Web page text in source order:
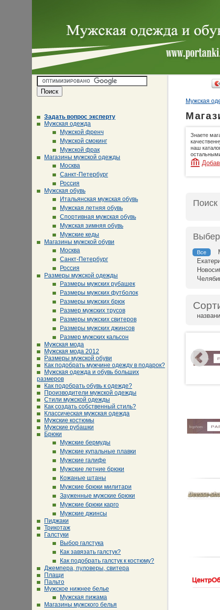
Задать вопрос эксперту
Мужская одежда
Мужской френч
Мужской смокинг
Мужской фрак
Магазины мужской одежды
Москва
Санкт-Петербург
Россия
Мужская обувь
Итальянская мужская обувь
Мужская летняя обувь
Спортивная мужская обувь
Мужская зимняя обувь
Мужские кеды
Магазины мужской обуви
Москва
Санкт-Петербург
Россия
Размеры мужской одежды
Размеры мужских рубашек
Размеры мужских футболок
Размеры мужских брюк
Размер мужских трусов
Размеры мужских свитеров
Размеры мужских джинсов
Размер мужских кальсон
Мужская мода
Мужская мода 2012
Размеры мужской обуви
Как подобрать мужчине одежду в подарок?
Мужская одежда и обувь больших
размеров
Как подобрать обувь к одежде?
Производители мужской одежды
Стили мужской одежды
Как создать собственный стиль?
Классическая мужская одежда
Мужские костюмы
Мужские рубашки
Брюки
Мужские бермуды
Мужские купальные плавки
Мужские галифе
Мужские летние брюки
Кожаные штаны
Мужские брюки милитари
Зауженные мужские брюки
Мужские брюки карго
Мужские джинсы
Пиджаки
Трикотаж
Галстуки
Выбор галстука
Как завязать галстук?
Как подобрать галстук к костюму?
Джемпера, пуловеры, свитера
Плащи
Пальто
Мужское нижнее белье
Мужская пижама
Магазины мужского белья
Мужская
Знаете
наш
Поиск
Все